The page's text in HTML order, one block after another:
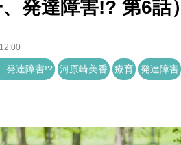
発達障害!? 第6話）
発達障害!? 河原崎美香 療育 発達障害